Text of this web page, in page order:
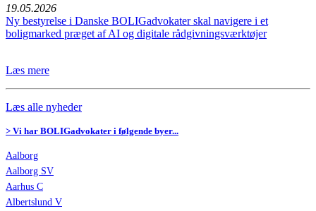
19.05.2026
Ny bestyrelse i Danske BOLIGadvokater skal navigere i et
boligmarked præget af AI og digitale rådgivningsværktøjer
Læs mere
Læs alle nyheder
> Vi har BOLIGadvokater i følgende byer...
Aalborg
Aalborg SV
Aarhus C
Albertslund V